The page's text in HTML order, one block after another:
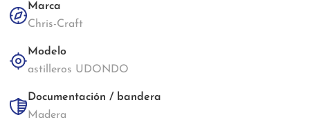
Marca
Chris-Craft
Modelo
astilleros UDONDO
Documentación / bandera
Madera